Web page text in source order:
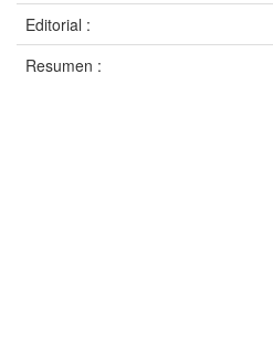
Editorial :
Resumen :